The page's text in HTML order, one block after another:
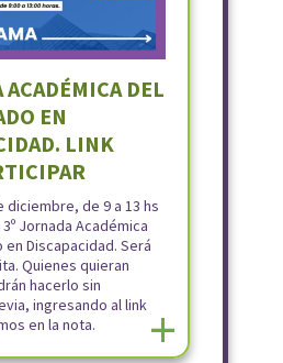
DEL
EN
LINK
diciembre, de 9 a 13 hs
Jornada Académica
Discapacidad. Será
Quienes quieran
hacerlo sin
ingresando al link
en la nota.
+